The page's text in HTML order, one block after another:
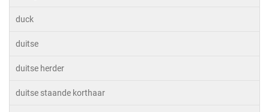
duck
duitse
duitse herder
duitse staande korthaar